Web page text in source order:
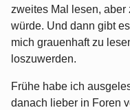
zweites Mal lesen,
würde. Und dann gibt
mich grauenhaft zu
loszuwerden.
Frühe habe ich
danach lieber in Foren